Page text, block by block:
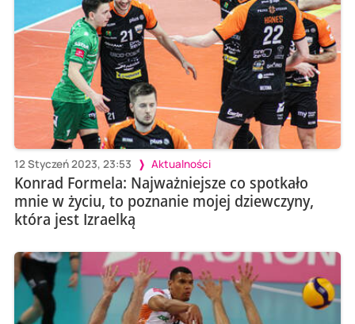
12 Styczeń 2023, 23:53 Aktualności
Konrad Formela: Najważniejsze co spotkało
mnie w życiu, to poznanie mojej dziewczyny,
która jest Izraelką